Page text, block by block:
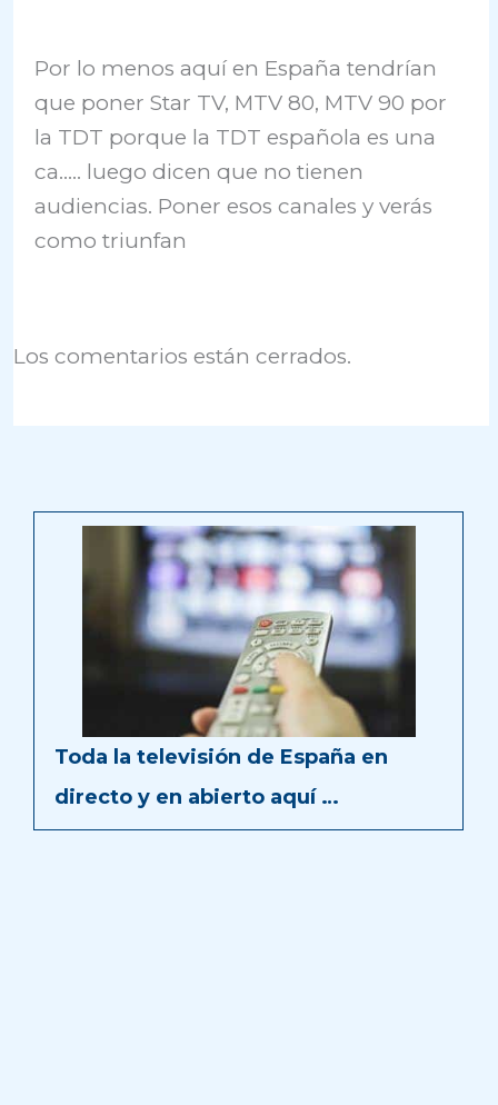
Por lo menos aquí en España tendrían
que poner Star TV, MTV 80, MTV 90 por
la TDT porque la TDT española es una
ca….. luego dicen que no tienen
audiencias. Poner esos canales y verás
como triunfan
Los comentarios están cerrados.
Toda la televisión de España en
directo y en abierto aquí …